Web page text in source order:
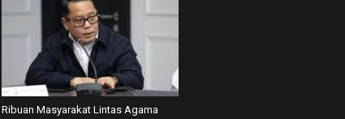
Ribuan Masyarakat Lintas Agama